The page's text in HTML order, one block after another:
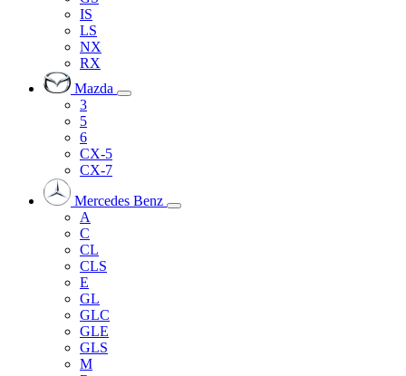
IS
LS
NX
RX
Mazda
3
5
6
CX-5
CX-7
Mercedes Benz
A
C
CL
CLS
E
GL
GLC
GLE
GLS
M